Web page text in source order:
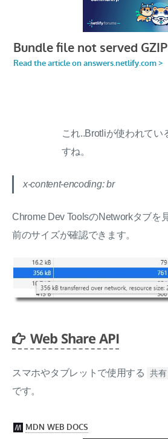
これ..Brotliが使われて
すね。
x-content-encoding: br
Chrome Dev ToolsのNetworkタブを
前のサイズが確認できます。
Web Share API
スマホやタブレットで使用する 共有
です。